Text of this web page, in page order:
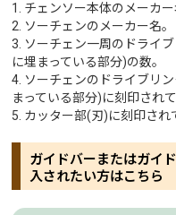
1. チェンソー本体のメーカー
2. ソーチェンのメーカー名。
3. ソーチェン一周のドライ
に埋まっている部分)の数。
4. ソーチェンのドライブリ
まっている部分)に刻印され
5. カッター部(刃)に刻印され
ガイドバーまたはガイ
入されたい方はこちら